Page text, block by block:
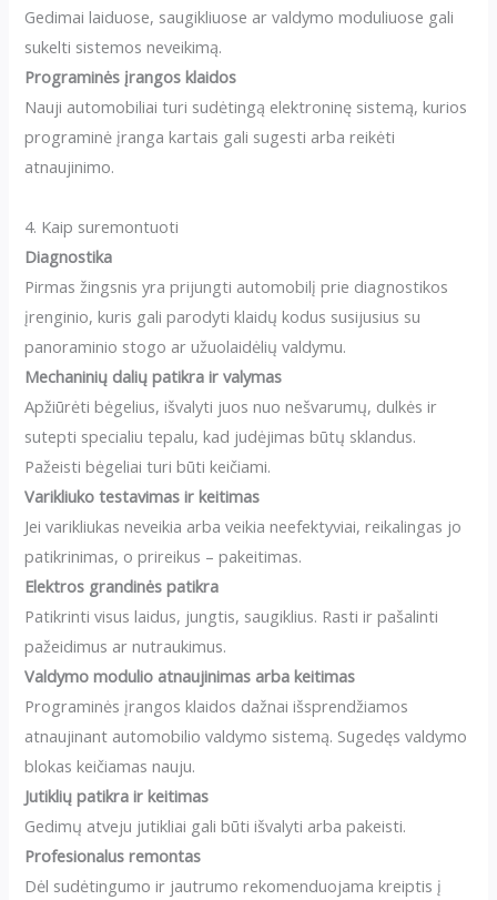
Gedimai laiduose, saugikliuose ar valdymo moduliuose gali
sukelti sistemos neveikimą.
Programinės įrangos klaidos
Nauji automobiliai turi sudėtingą elektroninę sistemą, kurios
programinė įranga kartais gali sugesti arba reikėti
atnaujinimo.
4. Kaip suremontuoti
Diagnostika
Pirmas žingsnis yra prijungti automobilį prie diagnostikos
įrenginio, kuris gali parodyti klaidų kodus susijusius su
panoraminio stogo ar užuolaidėlių valdymu.
Mechaninių dalių patikra ir valymas
Apžiūrėti bėgelius, išvalyti juos nuo nešvarumų, dulkės ir
sutepti specialiu tepalu, kad judėjimas būtų sklandus.
Pažeisti bėgeliai turi būti keičiami.
Varikliuko testavimas ir keitimas
Jei varikliukas neveikia arba veikia neefektyviai, reikalingas jo
patikrinimas, o prireikus – pakeitimas.
Elektros grandinės patikra
Patikrinti visus laidus, jungtis, saugiklius. Rasti ir pašalinti
pažeidimus ar nutraukimus.
Valdymo modulio atnaujinimas arba keitimas
Programinės įrangos klaidos dažnai išsprendžiamos
atnaujinant automobilio valdymo sistemą. Sugedęs valdymo
blokas keičiamas nauju.
Jutiklių patikra ir keitimas
Gedimų atveju jutikliai gali būti išvalyti arba pakeisti.
Profesionalus remontas
Dėl sudėtingumo ir jautrumo rekomenduojama kreiptis į